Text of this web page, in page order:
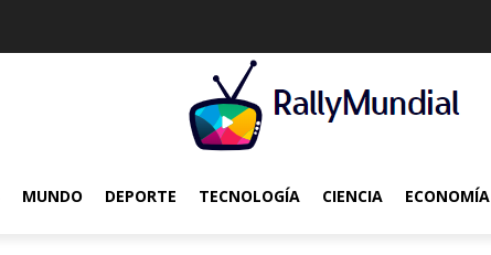
MUNDO DEPORTE TECNOLOGÍA CIENCIA ECONOMÍA